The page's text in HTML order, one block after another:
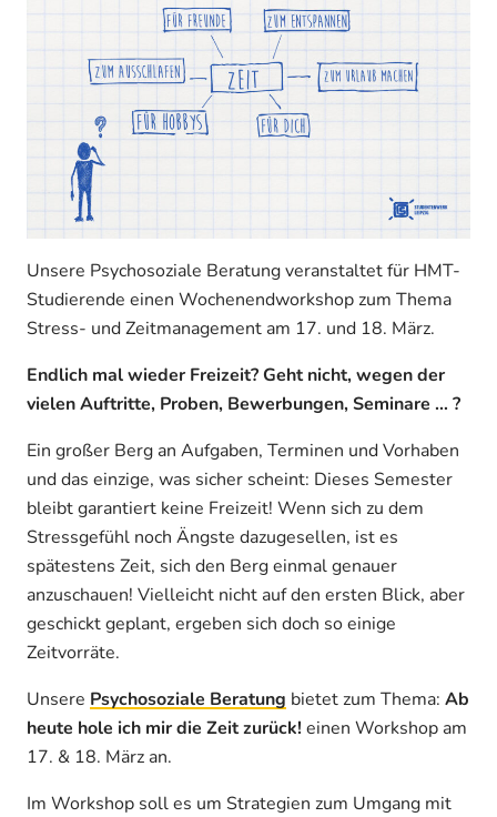
Unsere Psychosoziale Beratung veranstaltet für HMT-
Studierende einen Wochenendworkshop zum Thema
Stress- und Zeitmanagement am 17. und 18. März.
Endlich mal wieder Freizeit? Geht nicht, wegen der
vielen Auftritte, Proben, Bewerbungen, Seminare … ?
Ein großer Berg an Aufgaben, Terminen und Vorhaben
und das einzige, was sicher scheint: Dieses Semester
bleibt garantiert keine Freizeit! Wenn sich zu dem
Stressgefühl noch Ängste dazugesellen, ist es
spätestens Zeit, sich den Berg einmal genauer
anzuschauen! Vielleicht nicht auf den ersten Blick, aber
geschickt geplant, ergeben sich doch so einige
Zeitvorräte.
Unsere Psychosoziale Beratung bietet zum Thema: Ab
heute hole ich mir die Zeit zurück! einen Workshop am
17. & 18. März an.
Im Workshop soll es um Strategien zum Umgang mit